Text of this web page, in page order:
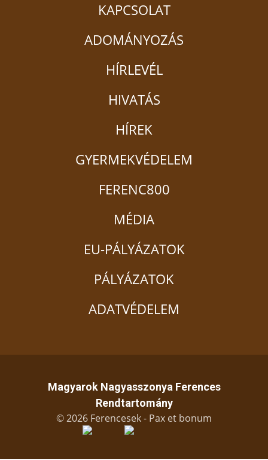
KAPCSOLAT
ADOMÁNYOZÁS
HÍRLEVÉL
HIVATÁS
HÍREK
GYERMEKVÉDELEM
FERENC800
MÉDIA
EU-PÁLYÁZATOK
PÁLYÁZATOK
ADATVÉDELEM
Magyarok Nagyasszonya Ferences
Rendtartomány
© 2026 Ferencesek - Pax et bonum